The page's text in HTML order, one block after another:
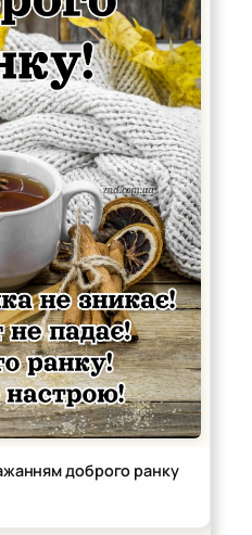
доброго ранку